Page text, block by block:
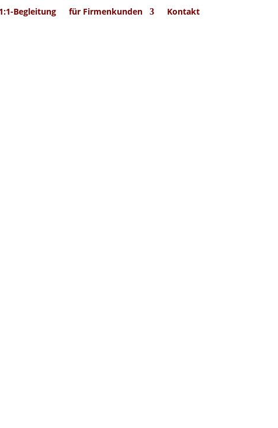
1:1-Begleitung für Firmenkunden Kontakt